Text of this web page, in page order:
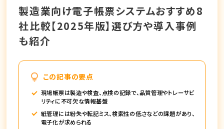
製造業向け電子帳票システムおすすめ8
社比較【2025年版】選び方や導入事例
も紹介
この記事の要点
現場帳票は製造や検査、点検の記録で、品質管理やトレーサビ
リティに不可欠な情報基盤
紙管理には紛失や転記ミス、検索性の低さなどの課題があり、
電子化が求められる